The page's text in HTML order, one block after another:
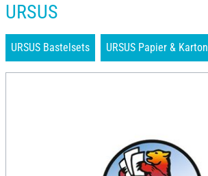
URSUS
URSUS Bastelsets URSUS Papier & Karton